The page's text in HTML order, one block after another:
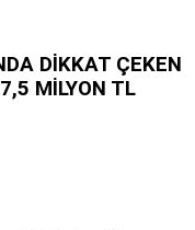
DİKKAT ÇEKEN
MİLYON TL